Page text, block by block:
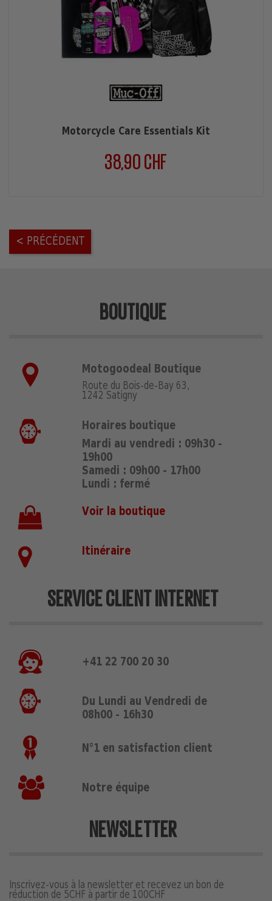
Motorcycle Care Essentials Kit
38,90 CHF
< PRÉCÉDENT
BOUTIQUE
Motogoodeal Boutique
Route du Bois-de-Bay 63,
1242 Satigny
Horaires boutique
Mardi au vendredi : 09h30 -
19h00
Samedi : 09h00 - 17h00
Lundi : fermé
Voir la boutique
Itinéraire
SERVICE CLIENT INTERNET
+41 22 700 20 30
Du Lundi au Vendredi de
08h00 - 16h30
N°1 en satisfaction client
Notre équipe
NEWSLETTER
Inscrivez-vous à la newsletter et recevez un bon de
réduction de 5CHF à partir de 100CHF